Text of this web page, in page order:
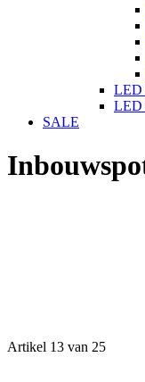
LED
LED
SALE
Artikel 13 van 25